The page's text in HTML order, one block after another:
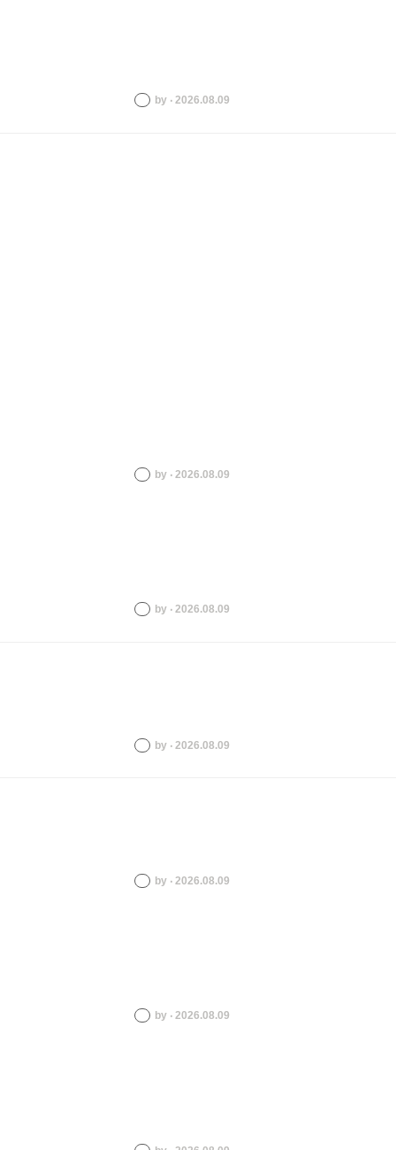
by ‧ 2026.08.09
by ‧ 2026.08.09
by ‧ 2026.08.09
by ‧ 2026.08.09
by ‧ 2026.08.09
by ‧ 2026.08.09